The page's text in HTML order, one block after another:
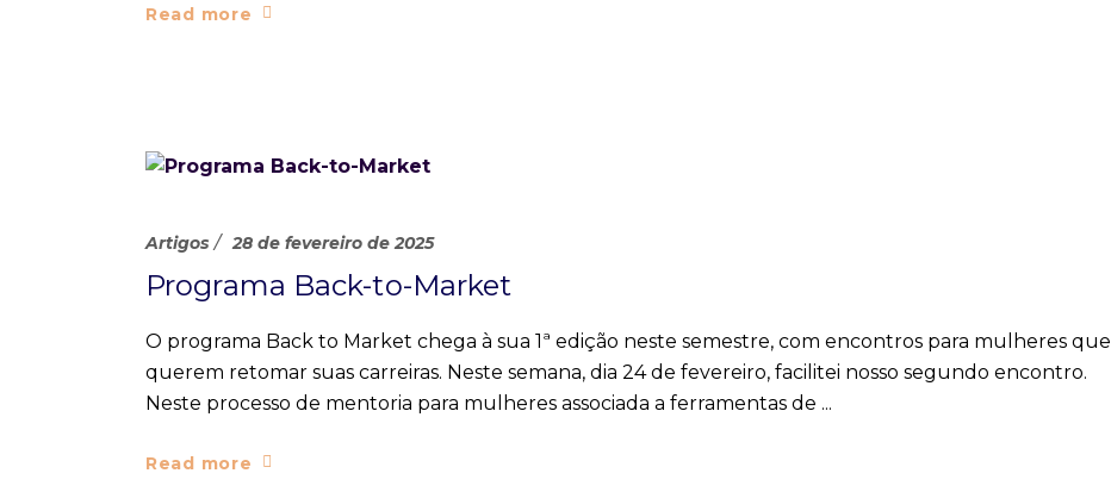
Read more
Artigos 28 de fevereiro de 2025
Programa Back-to-Market
O programa Back to Market chega à sua 1ª edição neste semestre, com encontros para mulheres que
querem retomar suas carreiras. Neste semana, dia 24 de fevereiro, facilitei nosso segundo encontro.
Neste processo de mentoria para mulheres associada a ferramentas de
Read more